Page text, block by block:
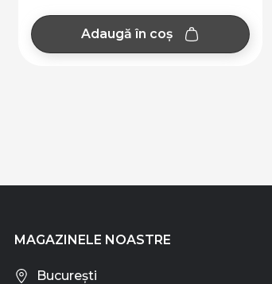
Adaugă în coș
MAGAZINELE NOASTRE
București